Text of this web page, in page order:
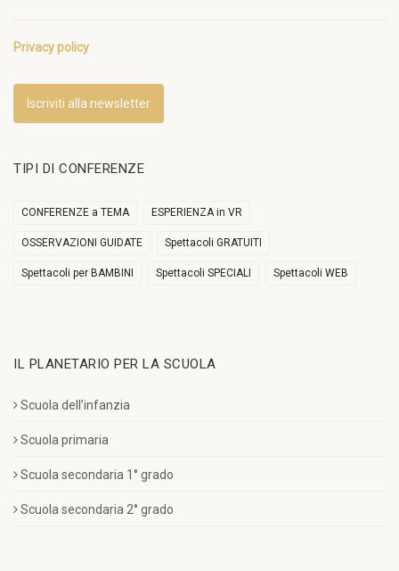
Privacy policy
Iscriviti alla newsletter
TIPI DI CONFERENZE
CONFERENZE a TEMA ESPERIENZA in VR
OSSERVAZIONI GUIDATE Spettacoli GRATUITI
Spettacoli per BAMBINI Spettacoli SPECIALI Spettacoli WEB
IL PLANETARIO PER LA SCUOLA
Scuola dell’infanzia
Scuola primaria
Scuola secondaria 1° grado
Scuola secondaria 2° grado